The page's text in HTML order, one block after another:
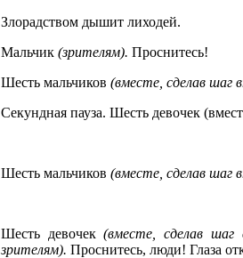
Злорадством дышит лиходей.
Мальчик (зрителям). Проснитесь!
Шесть мальчиков (вместе, сделав шаг
Секундная пауза. Шесть девочек
Шесть мальчиков (вместе, сделав шаг
Шесть девочек(вместе, сделав шаг
зрителям). Проснитесь, люди! Глаза